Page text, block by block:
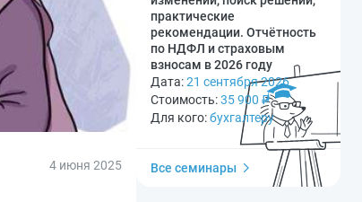
4 июня 2025
практические
рекомендации. Отчётность
по НДФЛ и страховым
взносам в 2026 году
Дата:21 сентября 2026
Стоимость:35 900 ₽
Для кого:бухгалтеру
Все семинары